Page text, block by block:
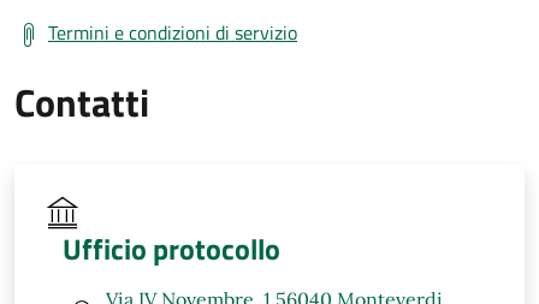
Termini e condizioni di servizio
Contatti
Ufficio protocollo
Via IV Novembre, 1 56040 Monteverdi